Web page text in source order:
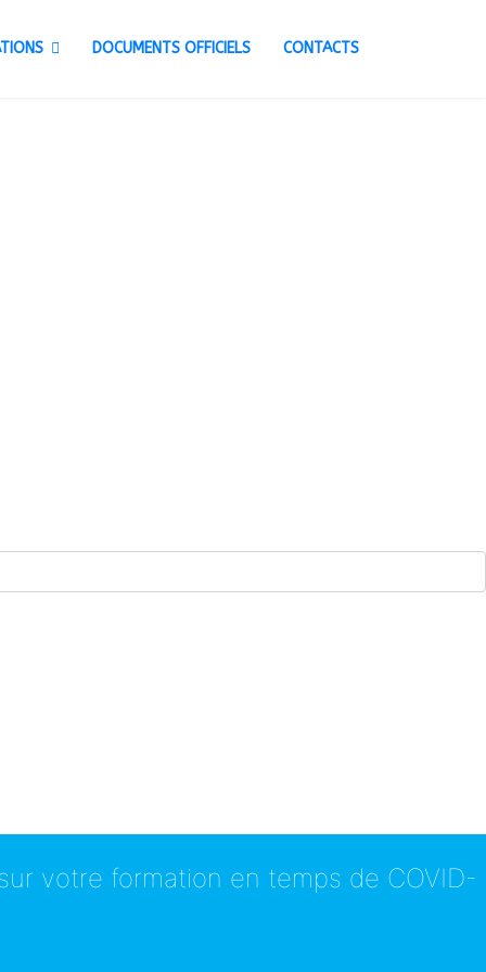
DOCUMENTS OFFICIELS CONTACTS
votre formation en temps de COVID-